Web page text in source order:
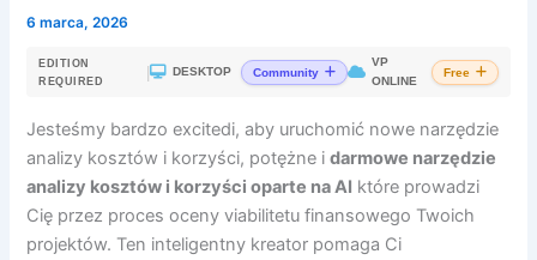
6 marca, 2026
EDITION
REQUIRED
| DESKTOP Community
VP
ONLINE
Free
Jesteśmy bardzo excitedi, aby uruchomić nowe narzędzie
analizy kosztów i korzyści, potężne idarmowe narzędzie
analizy kosztów i korzyści oparte na AI które prowadzi
Cię przez proces oceny viabilitetu finansowego Twoich
projektów. Ten inteligentny kreator pomaga Ci